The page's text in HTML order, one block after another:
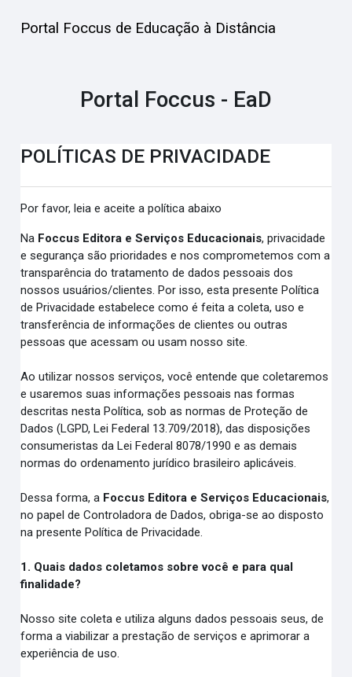
Portal Foccus de Educação à Distância
Portal Foccus - EaD
POLÍTICAS DE PRIVACIDADE
Por favor, leia e aceite a política abaixo
Na Foccus Editora e Serviços Educacionais, privacidade
e segurança são prioridades e nos comprometemos com a
transparência do tratamento de dados pessoais dos
nossos usuários/clientes. Por isso, esta presente Política
de Privacidade estabelece como é feita a coleta, uso e
transferência de informações de clientes ou outras
pessoas que acessam ou usam nosso site.
Ao utilizar nossos serviços, você entende que coletaremos
e usaremos suas informações pessoais nas formas
descritas nesta Política, sob as normas de Proteção de
Dados (LGPD, Lei Federal 13.709/2018), das disposições
consumeristas da Lei Federal 8078/1990 e as demais
normas do ordenamento jurídico brasileiro aplicáveis.
Dessa forma, a Foccus Editora e Serviços Educacionais,
no papel de Controladora de Dados, obriga-se ao disposto
na presente Política de Privacidade.
1. Quais dados coletamos sobre você e para qual
finalidade?
Nosso site coleta e utiliza alguns dados pessoais seus, de
forma a viabilizar a prestação de serviços e aprimorar a
experiência de uso.